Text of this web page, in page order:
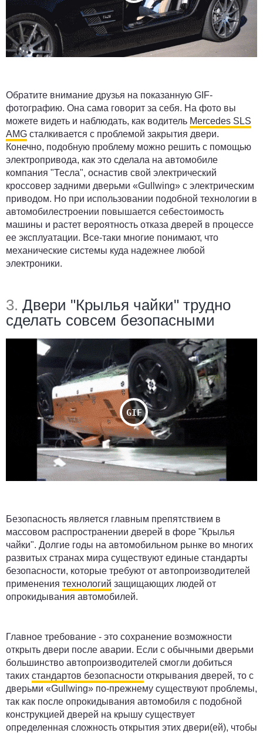
Обратите внимание друзья на показанную GIF-
фотографию. Она сама говорит за себя. На фото вы
можете видеть и наблюдать, как водитель Mercedes SLS
AMG сталкивается с проблемой закрытия двери.
Конечно, подобную проблему можно решить с помощью
электропривода, как это сделала на автомобиле
компания "Тесла", оснастив свой электрический
кроссовер задними дверьми «Gullwing» с электрическим
приводом. Но при использовании подобной технологии в
автомобилестроении повышается себестоимость
машины и растет вероятность отказа дверей в процессе
ее эксплуатации. Все-таки многие понимают, что
механические системы куда надежнее любой
электроники.
3. Двери "Крылья чайки" трудно
сделать совсем безопасными
Безопасность является главным препятствием в
массовом распространении дверей в форе "Крылья
чайки". Долгие годы на автомобильном рынке во многих
развитых странах мира существуют единые стандарты
безопасности, которые требуют от автопроизводителей
применения технологий защищающих людей от
опрокидывания автомобилей.
Главное требование - это сохранение возможности
открыть двери после аварии. Если с обычными дверьми
большинство автопроизводителей смогли добиться
таких стандартов безопасности открывания дверей, то с
дверьми «Gullwing» по-прежнему существуют проблемы,
так как после опрокидывания автомобиля с подобной
конструкцией дверей на крышу существует
определенная сложность открытия этих двери(ей), чтобы